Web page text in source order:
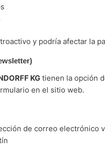
y podría afectar la
KG tienen la opción
en el sitio web.
de correo electrónico